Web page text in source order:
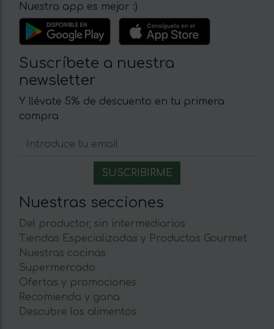
Nuestra app es mejor :)
Suscríbete a nuestra
newsletter
Y llévate 5% de descuento en tu primera
compra
Nuestras secciones
Del productor, sin intermediarios
Tiendas Especializadas y Productos Gourmet
Nuestras cocinas
Supermercado
Ofertas y promociones
Recomienda y gana
Descubre los alimentos